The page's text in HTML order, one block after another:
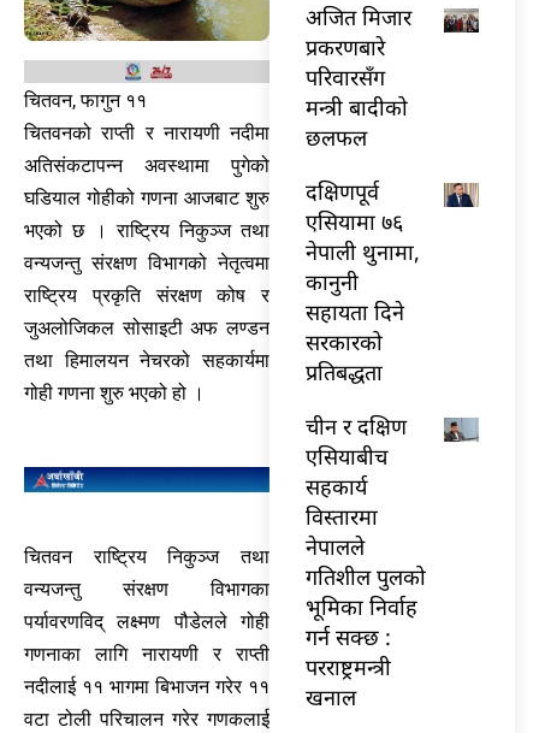
चितवन, फागुन ११
चितवनको राप्ती र नारायणी नदीमा
अतिसंकटापन्न अवस्थामा पुगेको
घडियाल गोहीको गणना आजबाट शुरु
भएको छ । राष्ट्रिय निकुञ्ज तथा
वन्यजन्तु संरक्षण विभागको नेतृत्वमा
राष्ट्रिय प्रकृति संरक्षण कोष र
जुअलोजिकल सोसाइटी अफ लण्डन
तथा हिमालयन नेचरको सहकार्यमा
गोही गणना शुरु भएको हो ।
चितवन राष्ट्रिय निकुञ्ज तथा
वन्यजन्तु संरक्षण विभागका
पर्यावरणविद् लक्ष्मण पौडेलले गोही
गणनाका लागि नारायणी र राप्ती
नदीलाई ११ भागमा बिभाजन गरेर ११
वटा टोली परिचालन गरेर गणकलाई
अजित मिजार
प्रकरणबारे
परिवारसँग
मन्त्री बादीको
छलफल
दक्षिणपूर्व
एसियामा ७६
नेपाली थुनामा,
कानुनी
सहायता दिने
सरकारको
प्रतिबद्धता
चीन र दक्षिण
एसियाबीच
सहकार्य
विस्तारमा
नेपालले
गतिशील पुलको
भूमिका निर्वाह
गर्न सक्छ :
परराष्ट्रमन्त्री
खनाल